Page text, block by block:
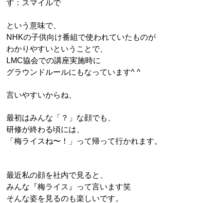
す：スマイルで
という意味で、
NHKの子供向け番組で使われていたものが
わかりやすいということで、
LMC協会での講座実施時に
グラウンドルールにもなっています^ ^
言いやすいからね、
最初はみんな「？」な顔でも、
研修が終わる頃には、
「梅ライスね〜！」って帰って行かれます。
最近私の顔を社内で見ると、
みんな『梅ライス』って言います笑
そんな姿を見るのも楽しいです。